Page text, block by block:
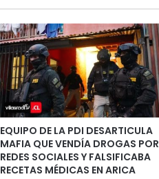
EQUIPO DE LA PDI DESARTICULA
MAFIA QUE VENDÍA DROGAS POR
REDES SOCIALES Y FALSIFICABA
RECETAS MÉDICAS EN ARICA